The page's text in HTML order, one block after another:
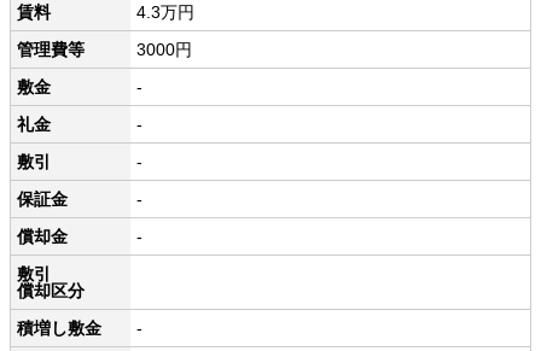
賃料
4.3万円
管理費等
3000円
敷金
-
礼金
-
敷引
-
保証金
-
償却金
-
敷引
償却区分
積増し敷金
-